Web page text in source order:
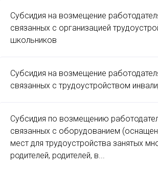
Субсидия на возмещение
связанных с организацией
школьников
Субсидия на возмещение
связанных с трудоустройством
Субсидия по возмещению
связанных с оборудованием
мест для трудоустройства занятых
родителей, родителей, в...